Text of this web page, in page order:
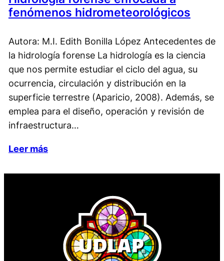
fenómenos hidrometeorológicos
Autora: M.I. Edith Bonilla López Antecedentes de
la hidrología forense La hidrología es la ciencia
que nos permite estudiar el ciclo del agua, su
ocurrencia, circulación y distribución en la
superficie terrestre (Aparicio, 2008). Además, se
emplea para el diseño, operación y revisión de
infraestructura…
Leer más